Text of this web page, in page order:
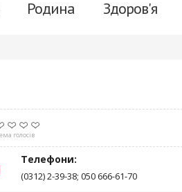
Родина Здоров'я
голосів
Телефони:
(0312) 2-39-38; 050 666-61-70